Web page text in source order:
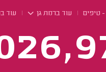
- טיפים עוד ברמת גן עוד